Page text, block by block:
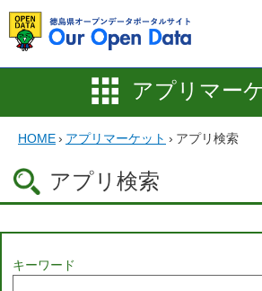
アプリマー
HOME› アプリマーケット › アプリ検索
アプリ検索
キーワード